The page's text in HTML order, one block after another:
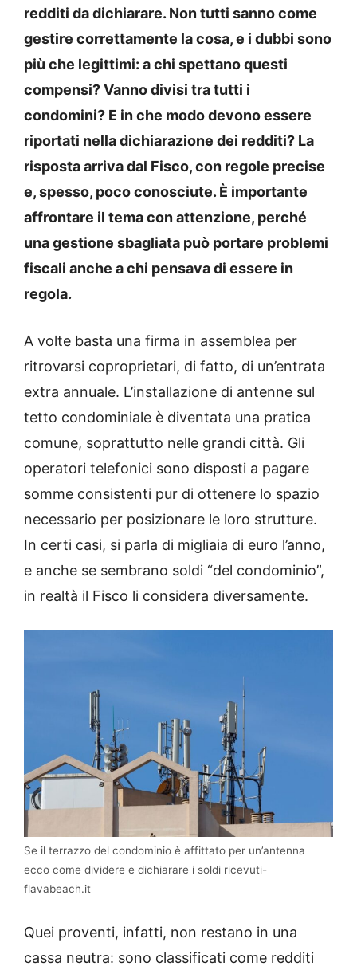
redditi da dichiarare. Non tutti sanno come
gestire correttamente la cosa, e i dubbi sono
più che legittimi: a chi spettano questi
compensi? Vanno divisi tra tutti i
condomini? E in che modo devono essere
riportati nella dichiarazione dei redditi? La
risposta arriva dal Fisco, con regole precise
e, spesso, poco conosciute. È importante
affrontare il tema con attenzione, perché
una gestione sbagliata può portare problemi
fiscali anche a chi pensava di essere in
regola.
A volte basta una firma in assemblea per
ritrovarsi coproprietari, di fatto, di un’entrata
extra annuale. L’installazione di antenne sul
tetto condominiale è diventata una pratica
comune, soprattutto nelle grandi città. Gli
operatori telefonici sono disposti a pagare
somme consistenti pur di ottenere lo spazio
necessario per posizionare le loro strutture.
In certi casi, si parla di migliaia di euro l’anno,
e anche se sembrano soldi “del condominio”,
in realtà il Fisco li considera diversamente.
Se il terrazzo del condominio è affittato per un’antenna
ecco come dividere e dichiarare i soldi ricevuti-
flavabeach.it
Quei proventi, infatti, non restano in una
cassa neutra: sono classificati come redditi